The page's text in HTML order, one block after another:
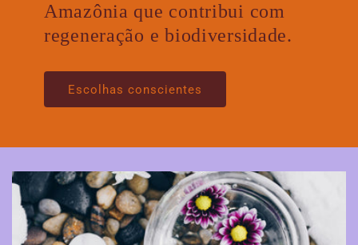
Amazônia que contribui com
regeneração e biodiversidade.
Escolhas conscientes